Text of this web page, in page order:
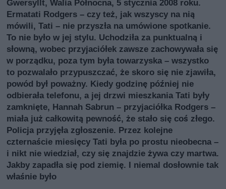
Gwersyllt, Walia Północna, 5 stycznia 2008 roku.
Ermatati Rodgers – czy też, jak wszyscy na nią
mówili, Tati – nie przyszła na umówione spotkanie.
To nie było w jej stylu. Uchodziła za punktualną i
słowną, wobec przyjaciółek zawsze zachowywała się
w porządku, poza tym była towarzyska – wszystko
to pozwalało przypuszczać, że skoro się nie zjawiła,
powód był poważny. Kiedy godzinę później nie
odbierała telefonu, a jej drzwi mieszkania Tati były
zamknięte, Hannah Sabrun – przyjaciółka Rodgers –
miała już całkowitą pewność, że stało się coś złego.
Policja przyjęła zgłoszenie. Przez kolejne
czternaście miesięcy Tati była po prostu nieobecna –
i nikt nie wiedział, czy się znajdzie żywa czy martwa.
Jakby zapadła się pod ziemię. I niemal dosłownie tak
właśnie było